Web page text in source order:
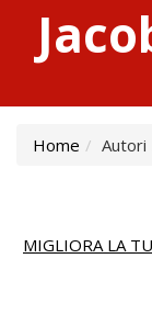
Home Autori
MIGLIORA LA